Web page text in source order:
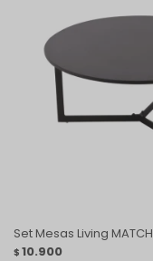
Set Mesas Living MATCH
$ 10.900